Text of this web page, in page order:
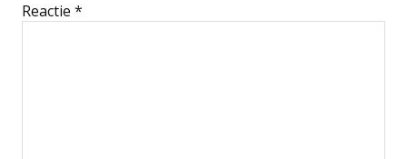
Reactie *